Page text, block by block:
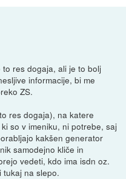
res dogaja, ali je to bolj
informacije, bi me
ZS.
res dogaja), na katere
so v imeniku, ni potrebe, saj
kakšen generator
samodejno kliče in
vedeti, kdo ima isdn oz.
na slepo.